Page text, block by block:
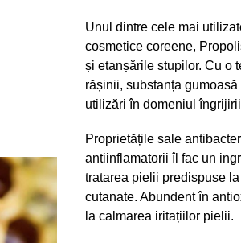
Unul dintre cele mai
cosmetice coreene,
și etanșările stupilor. Cu o
rășinii, substanța
utilizări în domeniul
Proprietățile sale
antiinflamatorii îl fac un
tratarea pielii predispuse
cutanate. Abundent în
la calmarea iritațiilor pielii.